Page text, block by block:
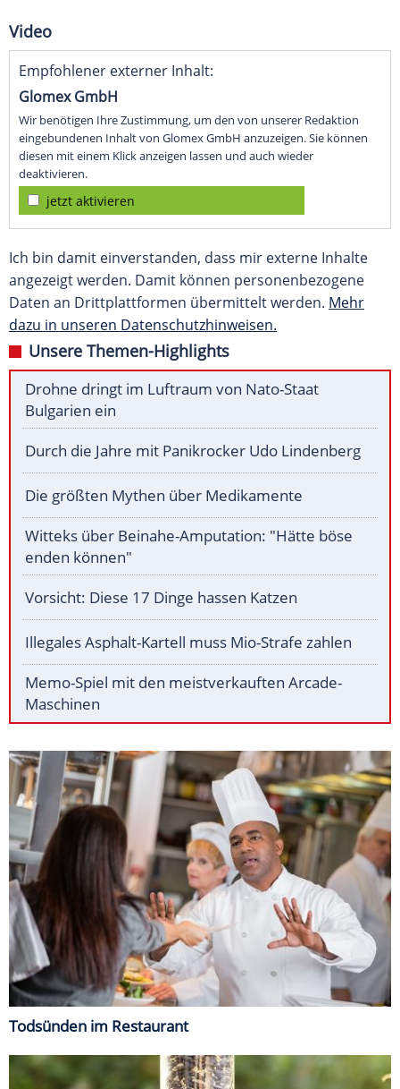
Video
Empfohlener externer Inhalt:
Glomex GmbH
Wir benötigen Ihre Zustimmung, um den von unserer Redaktion
eingebundenen Inhalt von Glomex GmbH anzuzeigen. Sie können
diesen mit einem Klick anzeigen lassen und auch wieder
deaktivieren.
jetzt aktivieren
Ich bin damit einverstanden, dass mir externe Inhalte
angezeigt werden. Damit können personenbezogene
Daten an Drittplattformen übermittelt werden. Mehr
dazu in unseren Datenschutzhinweisen.
Unsere Themen-Highlights
Drohne dringt im Luftraum von Nato-Staat
Bulgarien ein
Durch die Jahre mit Panikrocker Udo Lindenberg
Die größten Mythen über Medikamente
Witteks über Beinahe-Amputation: "Hätte böse
enden können"
Vorsicht: Diese 17 Dinge hassen Katzen
Illegales Asphalt-Kartell muss Mio-Strafe zahlen
Memo-Spiel mit den meistverkauften Arcade-
Maschinen
Todsünden im Restaurant